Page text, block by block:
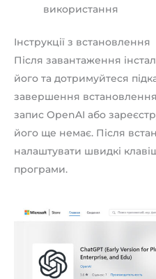
використання
Інструкції з встановлення
Після завантаження
його та дотримуйтеся
завершення встановлення
запис OpenAI або
його ще немає. Після
налаштувати швидкі
програми.